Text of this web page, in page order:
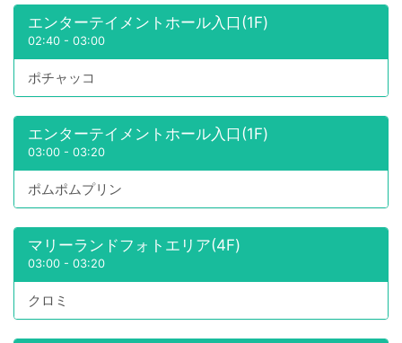
エンターテイメントホール入口(1F)
02:40 - 03:00
ポチャッコ
エンターテイメントホール入口(1F)
03:00 - 03:20
ポムポムプリン
マリーランドフォトエリア(4F)
03:00 - 03:20
クロミ